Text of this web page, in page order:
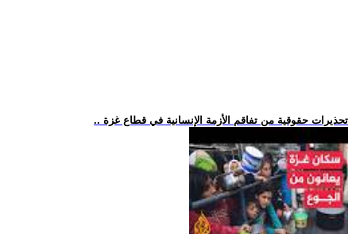
.. تحذيرات حقوقية من تفاقم الأزمة الإنسانية في قطاع غزة